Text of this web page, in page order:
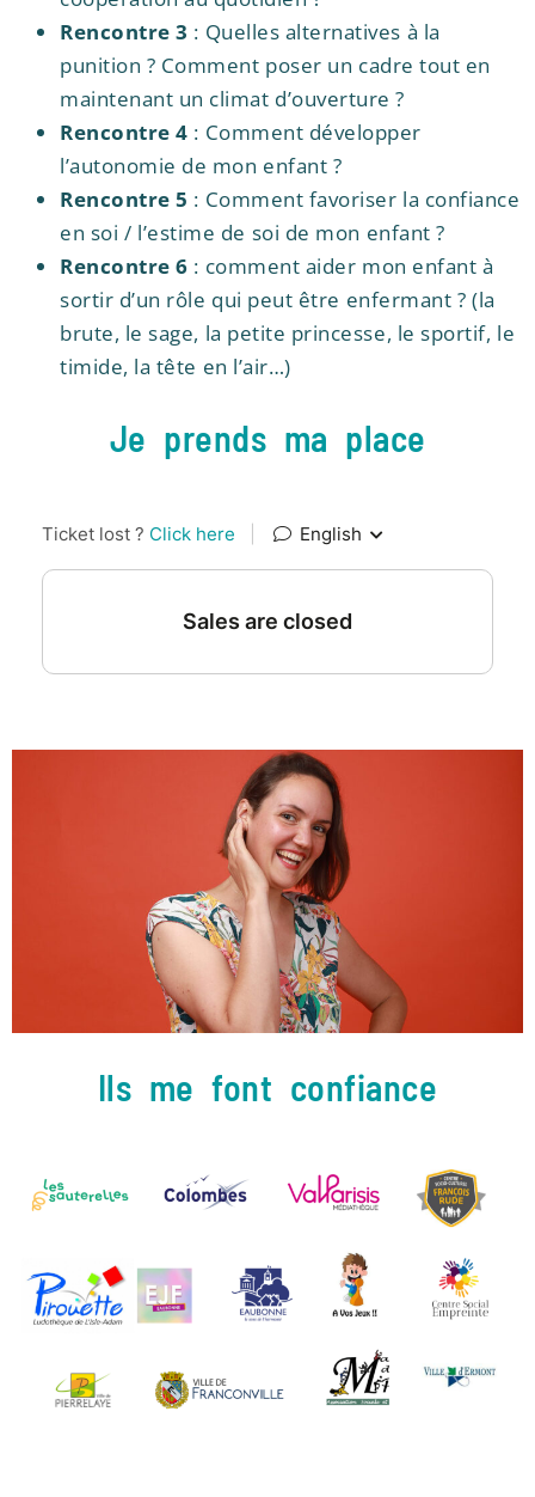
Rencontre 3 : Quelles alternatives à la
punition ? Comment poser un cadre tout en
maintenant un climat d’ouverture ?
Rencontre 4 : Comment développer
l’autonomie de mon enfant ?
Rencontre 5 : Comment favoriser la confiance
en soi / l’estime de soi de mon enfant ?
Rencontre 6 : comment aider mon enfant à
sortir d’un rôle qui peut être enfermant ? (la
brute, le sage, la petite princesse, le sportif, le
timide, la tête en l’air…)
Je prends ma place
Ils me font confiance